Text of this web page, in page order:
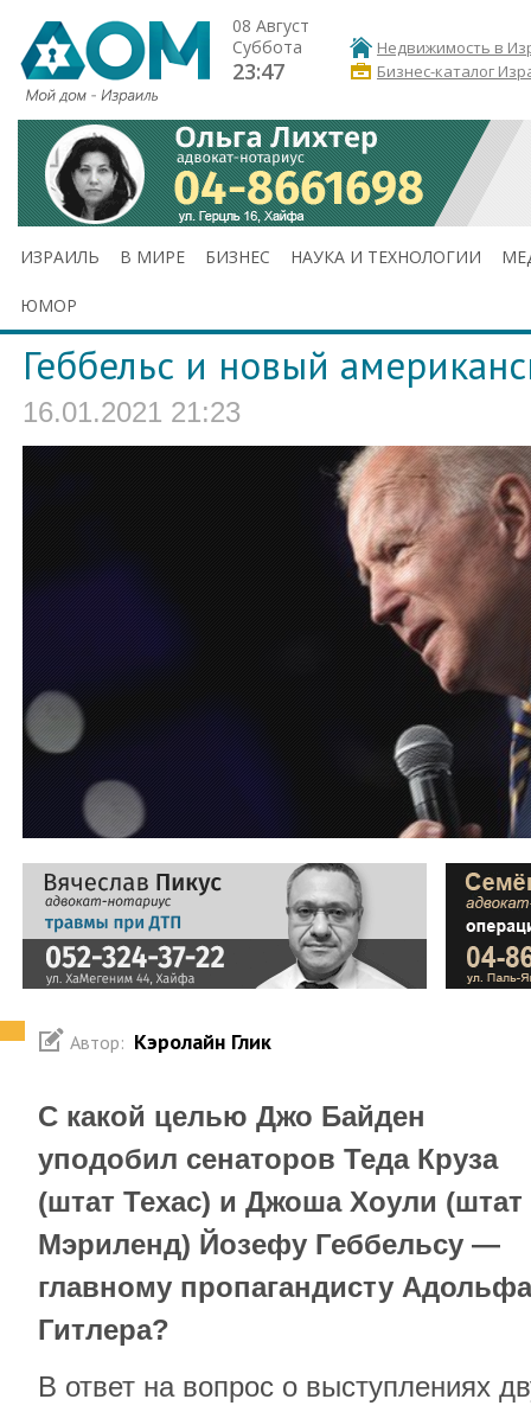
08 Август
Суббота
23:47
Недвижимость в
Бизнес-каталог
ИЗРАИЛЬ В МИРЕ БИЗНЕС НАУКА И ТЕХНОЛОГИИ
ЮМОР
Геббельс и новый
16.01.2021 21:23
Автор: Кэролайн Глик
С какой целью Джо Байден
уподобил сенаторов Теда Круза
(штат Техас) и Джоша Хоули (штат
Мэриленд) Йозефу Геббельсу —
главному пропагандисту Адольфа
Гитлера?
В ответ на вопрос о выступлениях